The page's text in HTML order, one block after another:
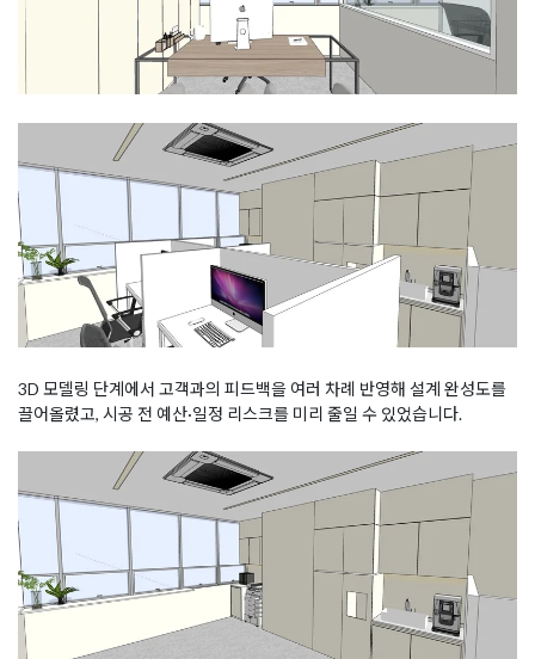
3D 모델링 단계에서 고객과의 피드백을 여러 차례 반영해 설계 완성도를
끌어올렸고, 시공 전 예산·일정 리스크를 미리 줄일 수 있었습니다.